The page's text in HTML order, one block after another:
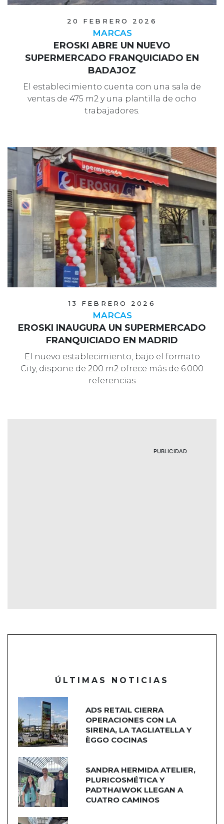
20 FEBRERO 2026
MARCAS
EROSKI ABRE UN NUEVO
SUPERMERCADO FRANQUICIADO EN
BADAJOZ
El establecimiento cuenta con una sala de
ventas de 475 m2 y una plantilla de ocho
trabajadores.
13 FEBRERO 2026
MARCAS
EROSKI INAUGURA UN SUPERMERCADO
FRANQUICIADO EN MADRID
El nuevo establecimiento, bajo el formato
City, dispone de 200 m2 ofrece más de 6.000
referencias
PUBLICIDAD
ÚLTIMAS NOTICIAS
ADS RETAIL CIERRA
OPERACIONES CON LA
SIRENA, LA TAGLIATELLA Y
ÈGGO COCINAS
SANDRA HERMIDA ATELIER,
PLURICOSMÉTICA Y
PADTHAIWOK LLEGAN A
CUATRO CAMINOS